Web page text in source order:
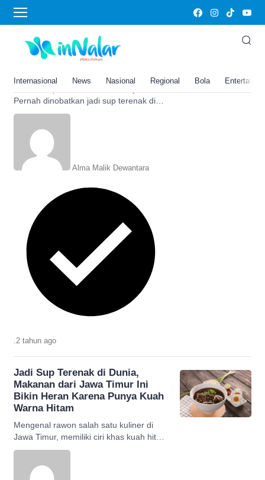
Internasional News Nasional Regional Bola
Rawon
Resep Rawon Khas Surabaya,
Sup Terenak di Dunia yang Pas
Pernah dinobatkan jadi sup terenak di
dunia dan cocok untuk jadi makanan
Alma Malik Dewantara
.2 tahun ago
Jadi Sup Terenak di Dunia,
Makanan dari Jawa Timur Ini
Bikin Heran Karena Punya Kuah
Warna Hitam
Mengenal rawon salah satu kuliner di
Jawa Timur, memiliki ciri khas kuah hitam
dan masuk dalam daftar 10 sup terenak